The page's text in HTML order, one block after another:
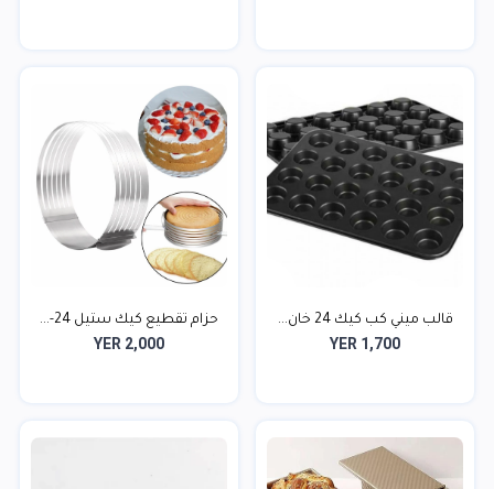
قالب ميني كب كيك 24 خان...
YER 1,700
حزام تقطيع كيك ستيل 24-...
YER 2,000